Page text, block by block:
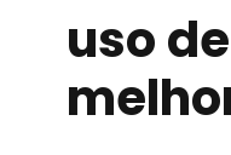
uso